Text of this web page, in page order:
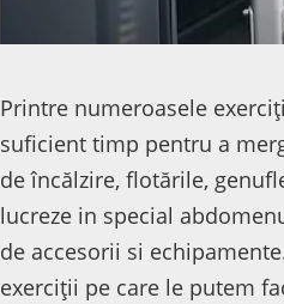
Printre numeroasele
suficient timp pentru a
de încălzire, flotările,
lucreze in special
de accesorii si
exerciții pe care le putem